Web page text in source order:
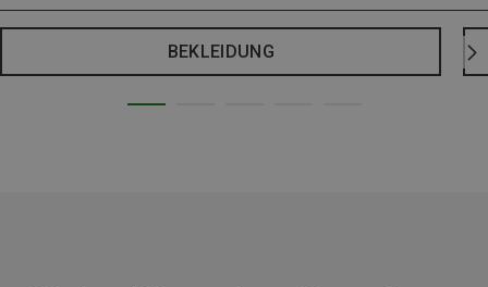
BEKLEIDUNG